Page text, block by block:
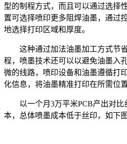
型的制程方式，而且可以通过选择
置可选择喷印更多阻焊油墨，通过
地选择打印区域和厚度。
这种通过加法油墨加工方式节
程，喷墨技术还可以以避免油墨入
微的线路，喷印设备和油墨遵循打
化信息，将油墨精准打印在所需位置
以一个月3万平米PCB产出对
本，总体喷墨成本低于丝印，如下图